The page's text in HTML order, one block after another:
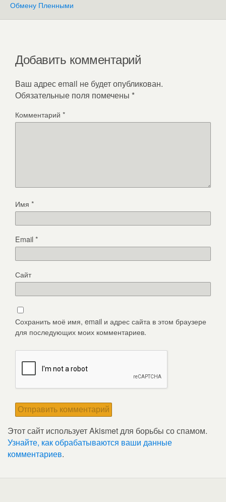
Обмену Пленными
Добавить комментарий
Ваш адрес email не будет опубликован.
Обязательные поля помечены *
Комментарий *
Имя *
Email*
Сайт
Сохранить моё имя, email и адрес сайта в этом браузере
для последующих моих комментариев.
Этот сайт использует Akismet для борьбы со спамом.
Узнайте, как обрабатываются ваши данные
комментариев.